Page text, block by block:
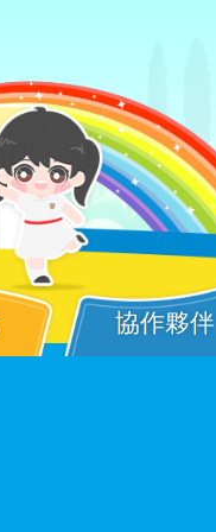
協作夥伴